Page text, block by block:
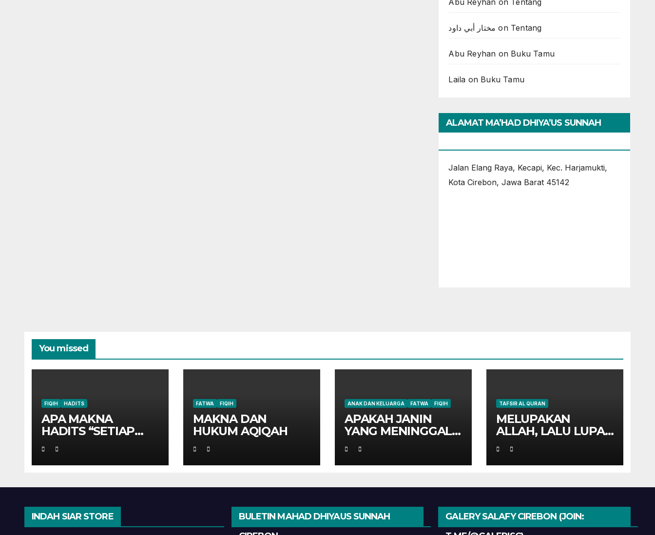
Abu Reyhan on Tentang
مختار أبي داود on Tentang
Abu Reyhan on Buku Tamu
Laila on Buku Tamu
ALAMAT MA’HAD DHIYA’US SUNNAH
Jalan Elang Raya, Kecapi, Kec. Harjamukti,
Kota Cirebon, Jawa Barat 45142
You missed
FIQIH HADITS
APA MAKNA
HADITS “SETIAP
ANAK
TERGADAIKAN
DENGAN
FATWA FIQIH
MAKNA DAN
HUKUM AQIQAH
ANAK DAN KELUARGA FATWA FIQIH
APAKAH JANIN
YANG MENINGGAL
DI PERUT IBUNYA
HARUS AQIQAH?
TAFSIR AL QURAN
MELUPAKAN
ALLAH, LALU LUPA
DIRI SENDIRI
INDAH SIAR STORE
BULETIN MAHAD DHIYAUS SUNNAH
GALERY SALAFY CIREBON (JOIN: